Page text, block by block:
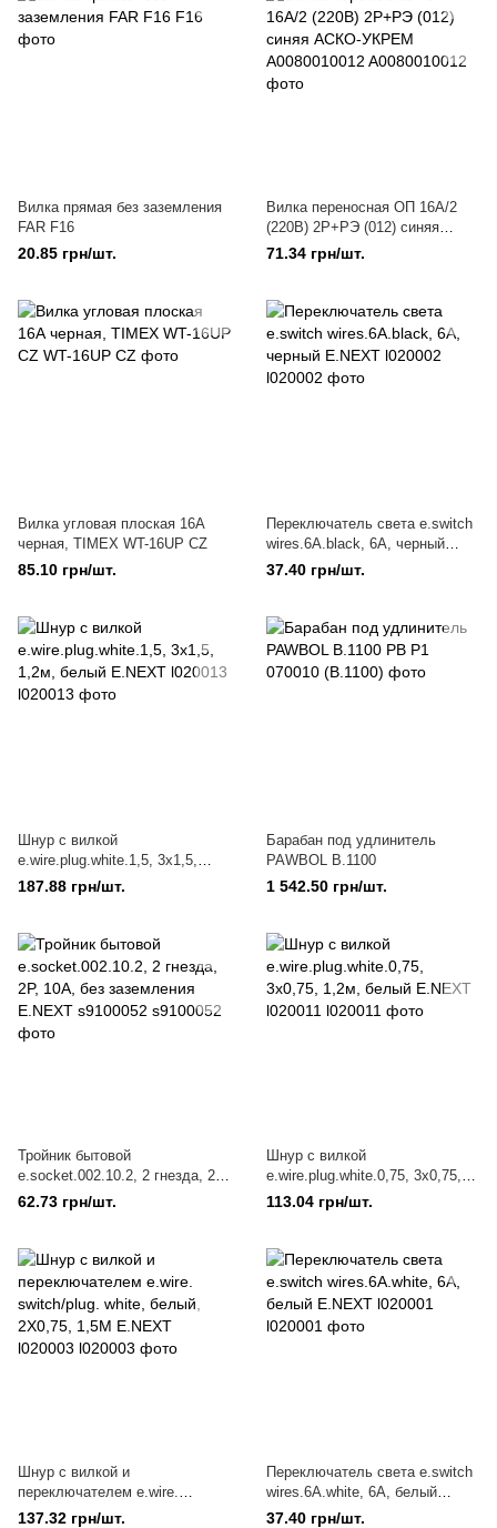
Вилка прямая без заземления
FAR F16
20.85 грн/шт.
Вилка переносная ОП 16А/2
(220В) 2Р+РЭ (012) синяя
АСКО-УКРЕМ A0080010012
71.34 грн/шт.
Вилка угловая плоская 16А
черная, TIMEX WT-16UP CZ
85.10 грн/шт.
Переключатель света e.switch
wires.6A.black, 6А, черный
E.NEXT l020002
37.40 грн/шт.
Шнур с вилкой
e.wire.plug.white.1,5, 3х1,5,
1,2м, белый E.NEXT l020013
187.88 грн/шт.
Барабан под удлинитель
PAWBOL B.1100
1 542.50 грн/шт.
Тройник бытовой
e.socket.002.10.2, 2 гнезда, 2P,
10А, без заземления E.NEXT
s9100052
62.73 грн/шт.
Шнур с вилкой
e.wire.plug.white.0,75, 3х0,75,
1,2м, белый E.NEXT l020011
113.04 грн/шт.
Шнур с вилкой и
переключателем e.wire.
switch/plug. white, белый,
137.32 грн/шт.
Переключатель света e.switch
wires.6A.white, 6А, белый
E.NEXT l020001
37.40 грн/шт.